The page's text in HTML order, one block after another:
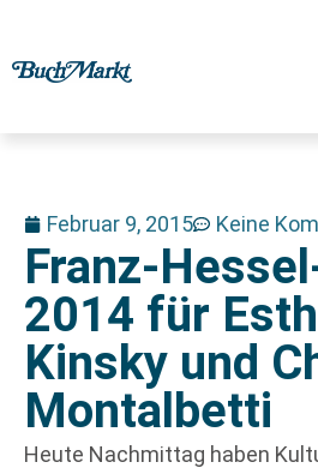
Februar 9, 2015 Keine
Franz-
2014 für
Kinsky und
Montalbetti
Heute Nachmittag haben